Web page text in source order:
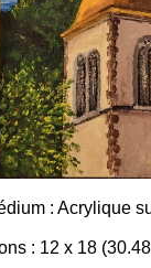
: Acrylique
: 12 x 18